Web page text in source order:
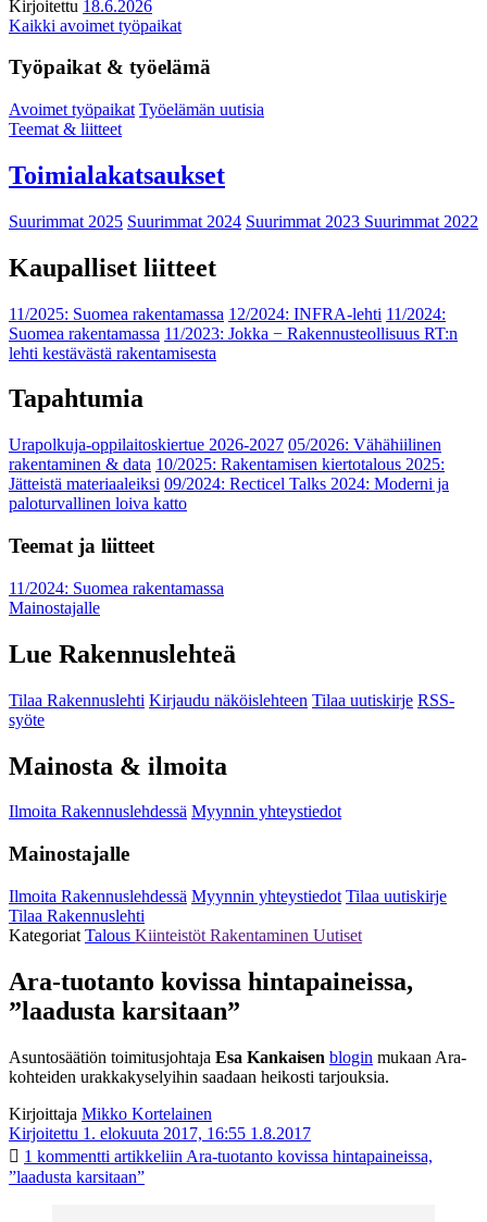
Kirjoitettu 18.6.2026
Kaikki avoimet työpaikat
Työpaikat & työelämä
Avoimet työpaikat Työelämän uutisia
Teemat & liitteet
Toimialakatsaukset
Suurimmat 2025 Suurimmat 2024 Suurimmat 2023 Suurimmat 2022
Kaupalliset liitteet
11/2025: Suomea rakentamassa 12/2024: INFRA-lehti 11/2024:
Suomea rakentamassa 11/2023: Jokka − Rakennusteollisuus RT:n
lehti kestävästä rakentamisesta
Tapahtumia
Urapolkuja-oppilaitoskiertue 2026-2027 05/2026: Vähähiilinen
rakentaminen & data 10/2025: Rakentamisen kiertotalous 2025:
Jätteistä materiaaleiksi 09/2024: Recticel Talks 2024: Moderni ja
paloturvallinen loiva katto
Teemat ja liitteet
11/2024: Suomea rakentamassa
Mainostajalle
Lue Rakennuslehteä
Tilaa Rakennuslehti Kirjaudu näköislehteen Tilaa uutiskirje RSS-
syöte
Mainosta & ilmoita
Ilmoita Rakennuslehdessä Myynnin yhteystiedot
Mainostajalle
Ilmoita Rakennuslehdessä Myynnin yhteystiedot Tilaa uutiskirje
Tilaa Rakennuslehti
Kategoriat Talous Kiinteistöt Rakentaminen Uutiset
Ara-tuotanto kovissa hintapaineissa,
”laadusta karsitaan”
Asuntosäätiön toimitusjohtaja Esa Kankaisen blogin mukaan Ara-
kohteiden urakkakyselyihin saadaan heikosti tarjouksia.
Kirjoittaja Mikko Kortelainen
Kirjoitettu 1. elokuuta 2017, 16:55 1.8.2017
1 kommentti artikkeliin Ara-tuotanto kovissa hintapaineissa,
”laadusta karsitaan”